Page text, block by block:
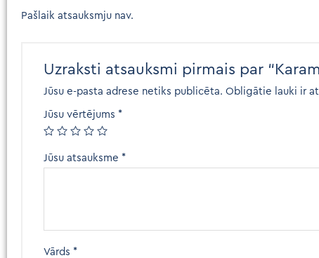
Pašlaik atsauksmju nav.
Uzraksti atsauksmi pirmais par
Jūsu e-pasta adrese netiks publicēta. Obligātie lauki ir
Jūsu vērtējums *
Jūsu atsauksme *
Vārds *